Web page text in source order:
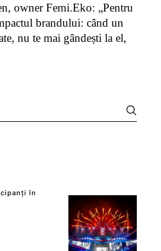
owner Femi.Eko: „Pentru
brandului: când un
nu te mai gândești la el,
în